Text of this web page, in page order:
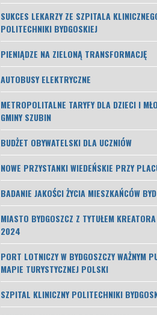
SUKCES LEKARZY ZE SZPITALA
POLITECHNIKI BYDGOSKIEJ
PIENIĄDZE NA ZIELONĄ TRANSFORMACJĘ
AUTOBUSY ELEKTRYCZNE
METROPOLITALNE TARYFY DLA DZIECI I
GMINY SZUBIN
BUDŻET OBYWATELSKI DLA UCZNIÓW
NOWE PRZYSTANKI WIEDEŃSKIE PRZY
BADANIE JAKOŚCI ŻYCIA MIESZKAŃCÓW
MIASTO BYDGOSZCZ Z TYTUŁEM
2024
PORT LOTNICZY W BYDGOSZCZY WAŻNYM
MAPIE TURYSTYCZNEJ POLSKI
SZPITAL KLINICZNY POLITECHNIKI